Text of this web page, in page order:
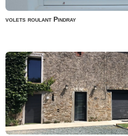
volets roulant Pindray